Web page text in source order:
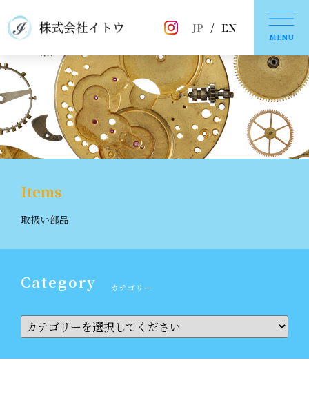
JP / EN
MENU
Items
取扱い部品
Category カテゴリー